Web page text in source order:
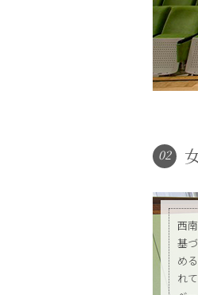
02
西
基
め
れ